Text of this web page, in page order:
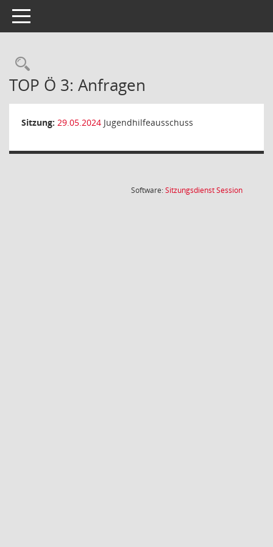
Toggle navigation
Rechercheauswahl
TOP Ö 3: Anfragen
Sitzung: 29.05.2024 Jugendhilfeausschuss
Software:SitzungsdienstSession(Wird in